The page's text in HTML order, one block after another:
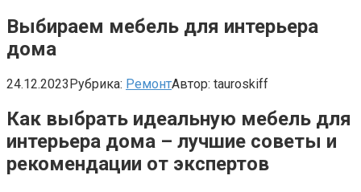
Выбираем мебель для интерьера
дома
24.12.2023Рубрика: РемонтАвтор: tauroskiff
Как выбрать идеальную мебель для
интерьера дома – лучшие советы и
рекомендации от экспертов